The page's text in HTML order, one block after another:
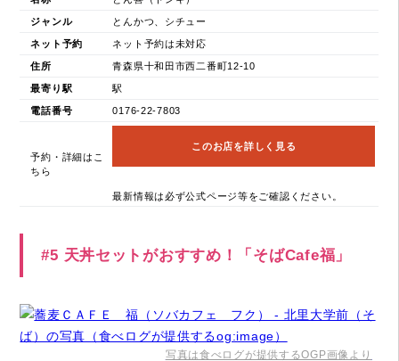
ジャンル とんかつ、シチュー
ネット予約 ネット予約は未対応
住所 青森県十和田市西二番町12-10
最寄り駅 駅
電話番号 0176-22-7803
予約・詳細はこ
ちら
このお店を詳しく見る
最新情報は必ず公式ページ等をご確認ください。
#5 天丼セットがおすすめ！「そばCafe福」
写真は食べログが提供するOGP画像より